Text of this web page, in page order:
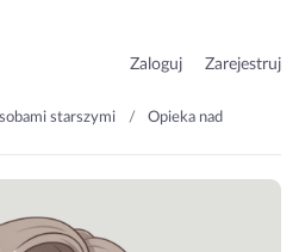
Zaloguj Zarejestruj
starszymi
Opieka nad